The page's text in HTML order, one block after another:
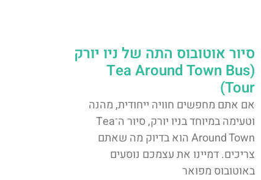
סיור אוטובוס התה של ניו יורק
(Tea Around Town Bus
Tour)
אם אתם מחפשים חוויה ייחודית, מהנה
וטעימה במיוחד בניו יורק, סיור ה־Tea
Around Town הוא בדיוק מה שאתם
צריכים. דמיינו את עצמכם נוסעים
באוטובוס מפואר